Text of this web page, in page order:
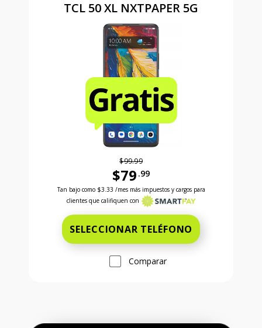
TCL 50 XL NXTPAPER 5G
$99.99
$79 .99
Antes el precio era 99 dollars and 99 cents Ahora
Tan bajo como $3.33 /mes más impuestos y cargos para
clientes que califiquen con
SELECCIONAR TELÉFONO
Comparar